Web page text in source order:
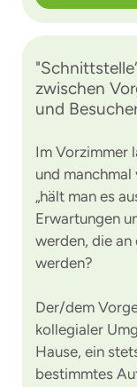
zwischen
und
Im Vorzimmer
und manchmal
„hält man es
Erwartungen
werden, die
werden?
Der/dem
kollegialer
Hause, ein
bestimmtes